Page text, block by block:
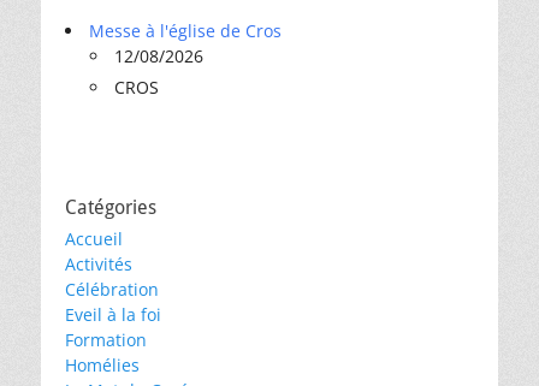
Messe à l'église de Cros
12/08/2026
CROS
Catégories
Accueil
Activités
Célébration
Eveil à la foi
Formation
Homélies